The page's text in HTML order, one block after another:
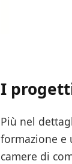
I
Più nel
formazione e
camere di